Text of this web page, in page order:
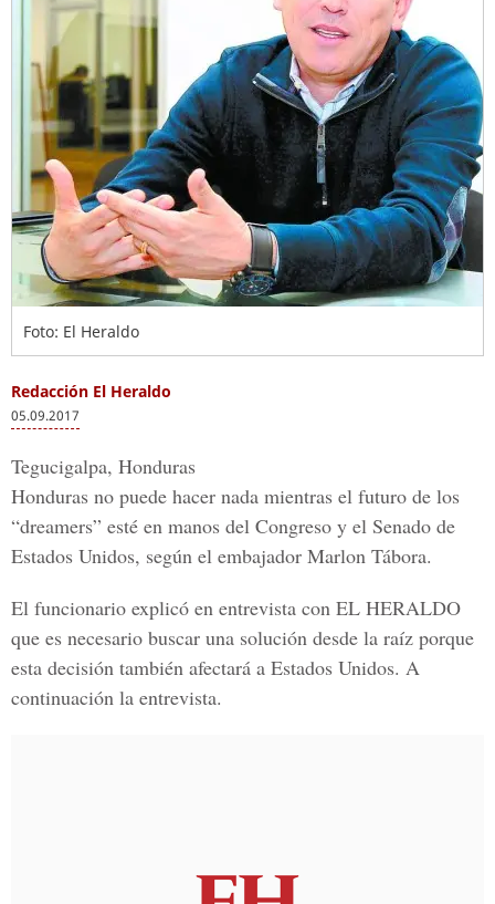
Foto: El Heraldo
Redacción El Heraldo
05.09.2017
Tegucigalpa, Honduras
Honduras no puede hacer nada mientras el futuro de los
“dreamers” esté en manos del Congreso y el Senado de
Estados Unidos, según el embajador Marlon Tábora.
El funcionario explicó en entrevista con EL HERALDO
que es necesario buscar una solución desde la raíz porque
esta decisión también afectará a Estados Unidos. A
continuación la entrevista.